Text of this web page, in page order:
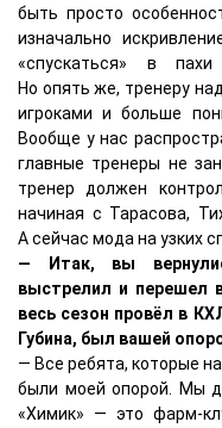
быть просто
изначально
«спускаться» в
Но опять же, тренеру
игроками и больше
Вообще у нас
главные тренеры не
тренер должен
начиная с Тарасова,
А сейчас мода на узких
— Итак, вы
выстрелил и перешел
весь сезон провёл в
Губина, был вашей
— Все ребята, которые
были моей опорой. Мы
«Химик» — это фарм-